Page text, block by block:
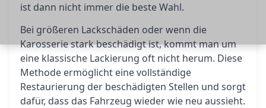
ist dann nicht immer die beste Wahl.
Bei größeren Lackschäden oder wenn die
Karosserie stark beschädigt ist, kommt man um
eine klassische Lackierung oft nicht herum. Diese
Methode ermöglicht eine vollständige
Restaurierung der beschädigten Stellen und sorgt
dafür, dass das Fahrzeug wieder wie neu aussieht.